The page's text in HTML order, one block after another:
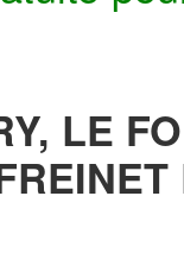
LE